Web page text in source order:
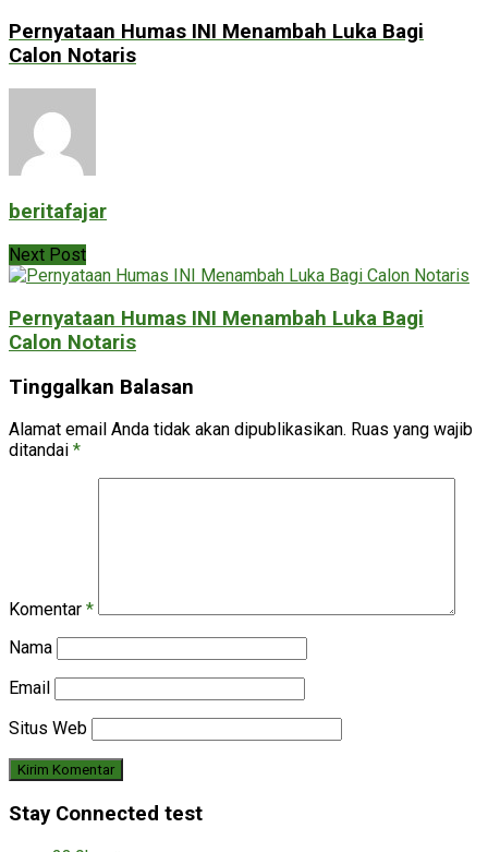
Pernyataan Humas INI Menambah Luka Bagi
Calon Notaris
beritafajar
Next Post
Pernyataan Humas INI Menambah Luka Bagi
Calon Notaris
Tinggalkan Balasan
Alamat email Anda tidak akan dipublikasikan. Ruas yang wajib
ditandai *
Komentar *
Nama
Email
Situs Web
Stay Connected test